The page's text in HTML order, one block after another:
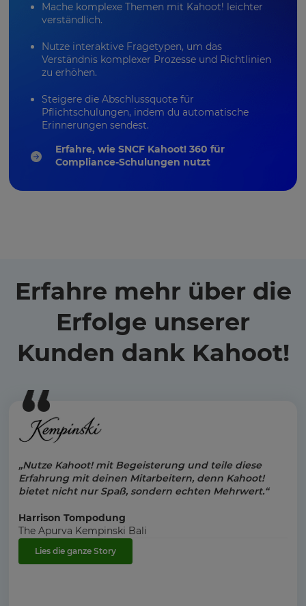
Mache komplexe Themen mit Kahoot! leichter
verständlich.
Nutze interaktive Fragetypen, um das
Verständnis komplexer Prozesse und Richtlinien
zu erhöhen.
Steigere die Abschlussquote für
Pflichtschulungen, indem du automatische
Erinnerungen sendest.
Erfahre, wie SNCF Kahoot! 360 für
Compliance-Schulungen nutzt
Erfahre mehr über die
Erfolge unserer
Kunden dank Kahoot!
„Nutze Kahoot! mit Begeisterung und teile diese
Erfahrung mit deinen Mitarbeitern, denn Kahoot!
bietet nicht nur Spaß, sondern echten Mehrwert.“
Harrison Tompodung
The Apurva Kempinski Bali
Lies die ganze Story